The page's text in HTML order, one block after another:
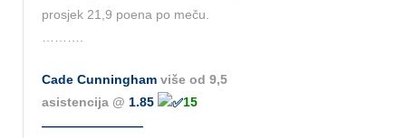
prosjek 21,9 poena po meču.
Cade Cunningham više od 9,5
asistencija @ 1.85
15
————————